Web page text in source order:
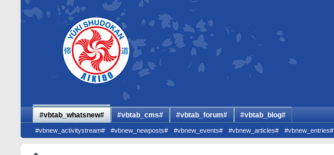
#vbtab_whatsnew#
#vbnew_activitystream# #vbnew_newposts# #vbnew_events# #vbnew_articles# #vbnew_entries#
#vbtab_cms# #vbtab_forum# #vbtab_blog#